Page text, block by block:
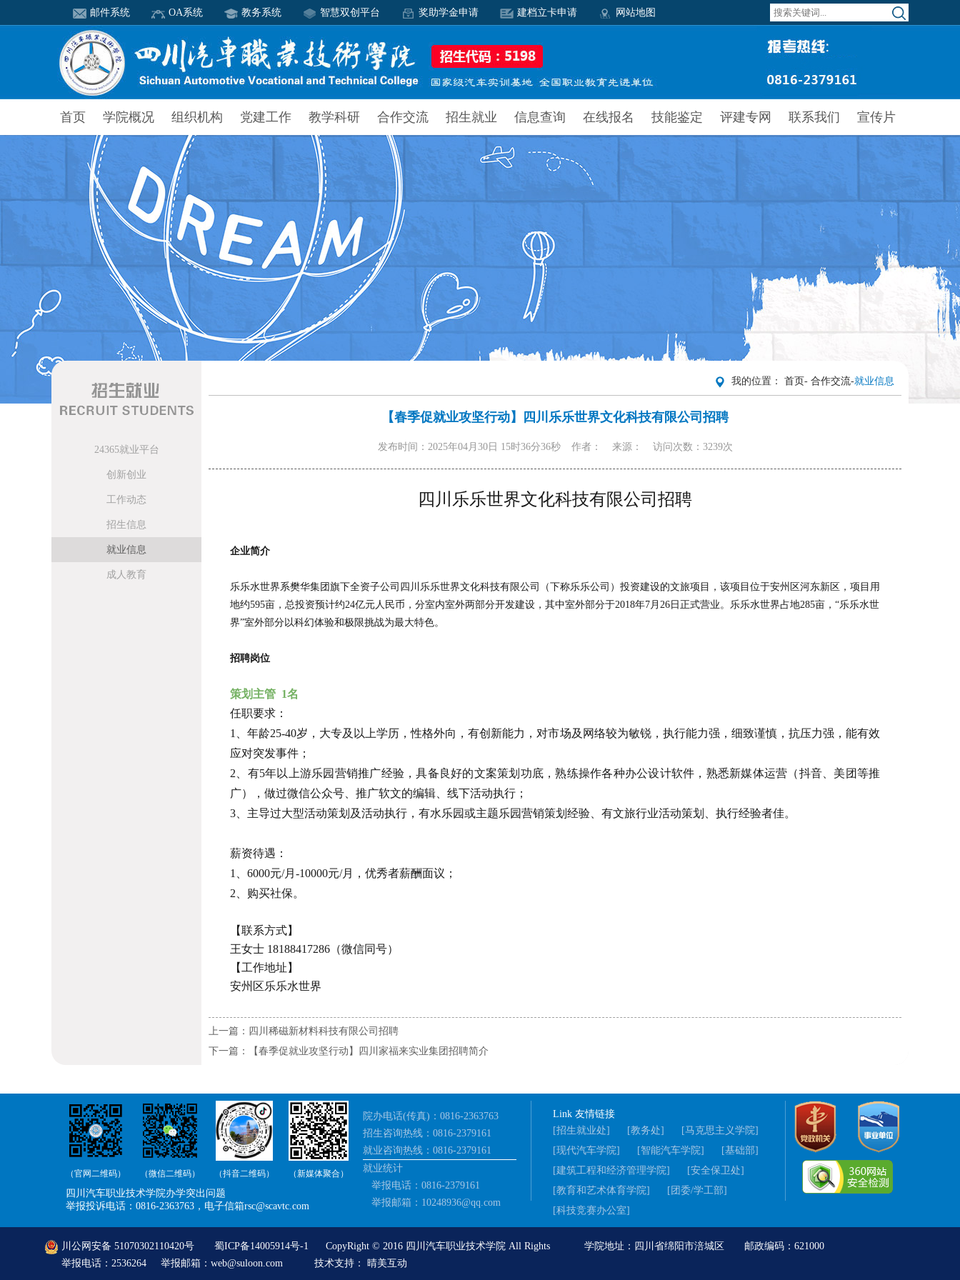
邮件系统 OA系统 教务系统 智慧双创平台 奖助学金申请 建档立卡申请 网站地图
首页 学院概况 组织机构 党建工作 教学科研 合作交流 招生就业 信息查询 在线报名 技能鉴定 评建专网 联系我们 宣传片
24365就业平台
创新创业
工作动态
招生信息
就业信息
成人教育
我的位置： 首页- 合作交流-就业信息
【春季促就业攻坚行动】四川乐乐世界文化科技有限公司招聘
发布时间：2025年04月30日 15时36分36秒 作者： 来源： 访问次数：3239次
四川乐乐世界文化科技有限公司招聘
企业简介
乐乐水世界系樊华集团旗下全资子公司四川乐乐世界文化科技有限公司（下称乐乐公司）投资建设的文旅项目，该项目位于安州区河东新区，项目用
地约595亩，总投资预计约24亿元人民币，分室内室外两部分开发建设，其中室外部分于2018年7月26日正式营业。乐乐水世界占地285亩，“乐乐水世
界”室外部分以科幻体验和极限挑战为最大特色。
招聘岗位
策划主管 1名
任职要求：
1、年龄25-40岁，大专及以上学历，性格外向，有创新能力，对市场及网络较为敏锐，执行能力强，细致谨慎，抗压力强，能有效
应对突发事件；
2、有5年以上游乐园营销推广经验，具备良好的文案策划功底，熟练操作各种办公设计软件，熟悉新媒体运营（抖音、美团等推
广），做过微信公众号、推广软文的编辑、线下活动执行；
3、主导过大型活动策划及活动执行，有水乐园或主题乐园营销策划经验、有文旅行业活动策划、执行经验者佳。
薪资待遇：
1、6000元/月-10000元/月，优秀者薪酬面议；
2、购买社保。
【联系方式】
王女士 18188417286（微信同号）
【工作地址】
安州区乐乐水世界
上一篇：四川稀磁新材料科技有限公司招聘
下一篇：【春季促就业攻坚行动】四川家福来实业集团招聘简介
（官网二维码） （微信二维码） （抖音二维码） （新媒体聚合）
四川汽车职业技术学院办学突出问题
举报投诉电话：0816-2363763，电子信箱rsc@scavtc.com
院办电话(传真)：0816-2363763
招生咨询热线：0816-2379161
就业咨询热线：0816-2379161
就业统计
举报电话：0816-2379161
举报邮箱：10248936@qq.com
Link 友情链接
[招生就业处]
[教务处]
[马克思主义学院]
[现代汽车学院]
[智能汽车学院]
[基础部]
[建筑工程和经济管理学院]
[安全保卫处]
[教育和艺术体育学院]
[团委/学工部]
[科技竞赛办公室]
川公网安备 51070302110420号 蜀ICP备14005914号-1
CopyRight © 2016 四川汽车职业技术学院 All Rights 学院地址：四川省绵阳市涪城区 邮政编码：621000
举报电话：2536264 举报邮箱：web@suloon.com
技术支持 ： 晴美互动